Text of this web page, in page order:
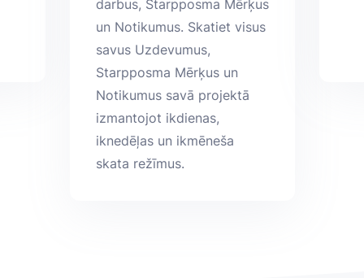
darbus, Starpposma Mērķus
un Notikumus. Skatiet visus
savus Uzdevumus,
Starpposma Mērķus un
Notikumus savā projektā
izmantojot ikdienas,
iknedēļas un ikmēneša
skata režīmus.